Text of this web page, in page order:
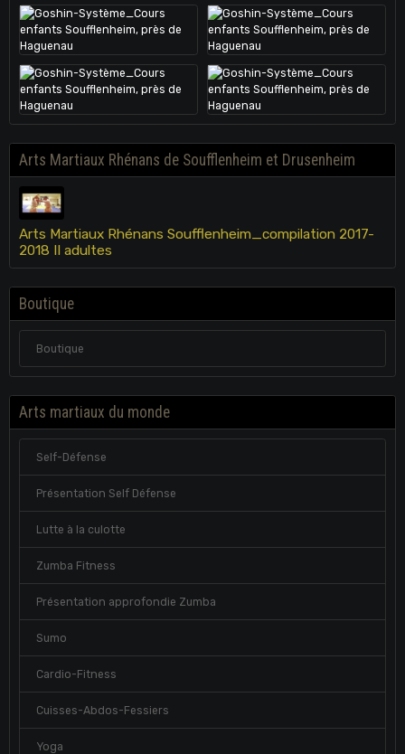
Arts Martiaux Rhénans de Soufflenheim et Drusenheim
Arts Martiaux Rhénans Soufflenheim_compilation 2017-
2018 II adultes
Boutique
Boutique
Arts martiaux du monde
Self-Défense
Présentation Self Défense
Lutte à la culotte
Zumba Fitness
Présentation approfondie Zumba
Sumo
Cardio-Fitness
Cuisses-Abdos-Fessiers
Yoga